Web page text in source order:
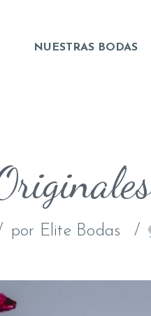
NUESTRAS BODAS
por Elite Bodas